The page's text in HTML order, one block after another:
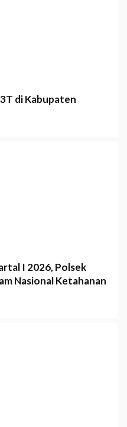
di Kabupaten
I 2026, Polsek
Nasional Ketahanan